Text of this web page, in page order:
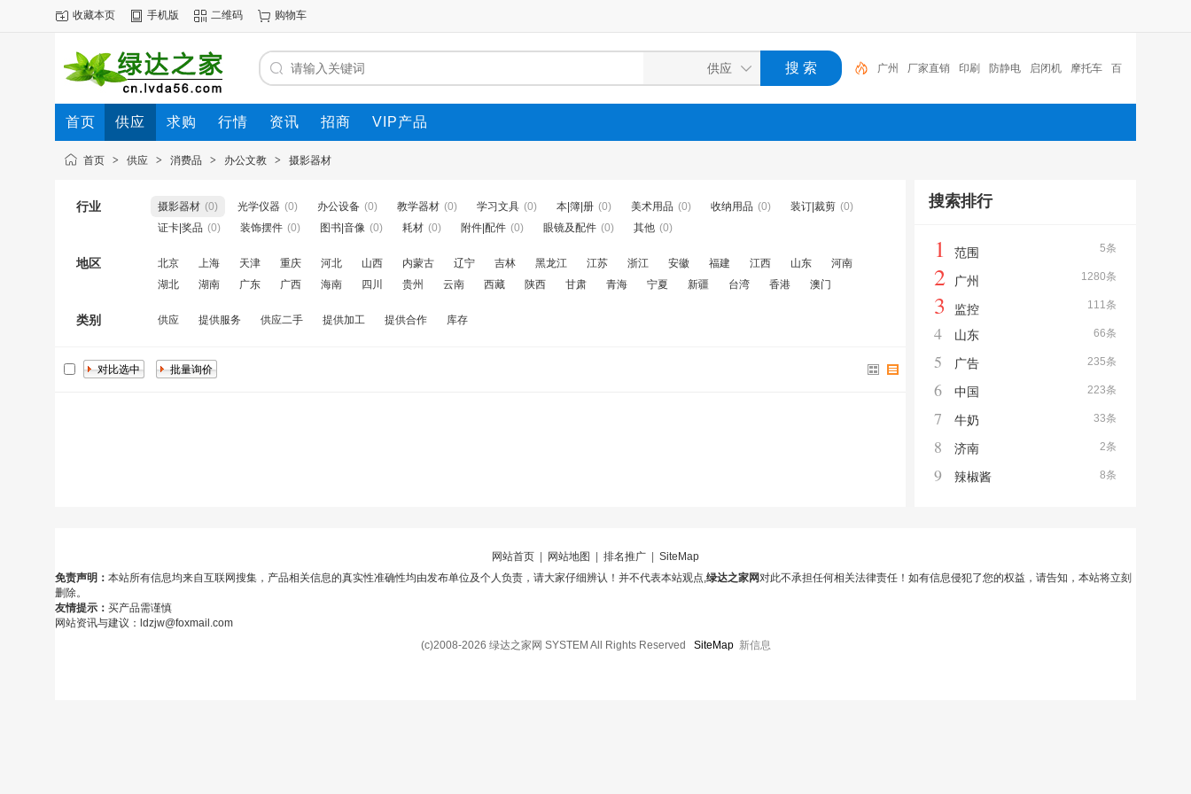
收藏本页 手机版 二维码 购物车
广州 厂家直销 印刷 防静电 启闭机 摩托车 百
福 咏玖进出口 体验桌 扑克
首页 供应 求购 行情 资讯 招商 VIP产品
首页 > 供应 > 消费品 > 办公文教 > 摄影器材
行业 摄影器材 (0) 光学仪器 (0) 办公设备 (0) 教学器材 (0) 学习文具 (0) 本|簿|册 (0) 美术用品 (0) 收纳用品 (0) 装订|裁剪 (0)
证卡|奖品 (0) 装饰摆件 (0) 图书|音像 (0) 耗材 (0) 附件|配件 (0) 眼镜及配件 (0) 其他 (0)
地区 北京 上海 天津 重庆 河北 山西 内蒙古 辽宁 吉林 黑龙江 江苏 浙江 安徽 福建 江西 山东
河南
湖北
湖南 广东 广西 海南 四川 贵州 云南 西藏 陕西 甘肃 青海 宁夏 新疆 台湾 香港 澳门
类别 供应 提供服务 供应二手 提供加工 提供合作 库存
搜索排行
5条
1 范围
1280条
2 广州
111条
3 监控
66条
4 山东
235条
5 广告
223条
6 中国
33条
7 牛奶
2条
8 济南
8条
9 辣椒酱
网站首页 网站地图 排名推广
SiteMap
免责声明： 本站所有信息均来自互联网搜集，产品相关信息的真实性准确性均由发布单位及个人负责，请大家仔细辨认！并不代表本站观点,绿达之家网对此不承担任何相关法律责任！如有信息侵犯了您的权益，请告知，本站将立刻
删除。
友情提示： 买产品需谨慎
网站资讯与建议：ldzjw@foxmail.com
(c)2008-2026 绿达之家网 SYSTEM All Rights Reserved SiteMap 新信息